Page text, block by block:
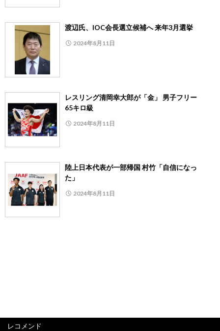
渡辺氏、IOC会長選立候補へ 来年3月選挙
2024年8月11日
レスリング清岡幸大郎が「金」 男子フリー
65キロ級
2024年8月11日
陸上日本代表が一部帰国 村竹「自信になっ
た」
2024年8月11日
レコメンド